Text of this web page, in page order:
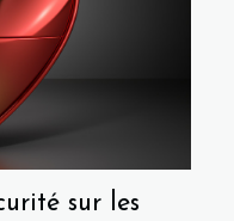
sur les